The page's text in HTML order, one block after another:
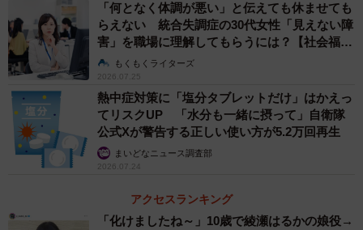
「何となく体調が悪い」と伝えても休ませても
らえない 統合失調症の30代女性「見えない障
害」を職場に理解してもらうには？【社会福祉
士が解説】
もくもくライターズ
2026.07.25
熱中症対策に「塩分タブレットだけ」はかえっ
てリスクUP 「水分も一緒に摂って」自衛隊
公式Xが警告する正しい使い方が5.2万回再生
まいどなニュース調査部
2026.07.24
アクセスランキング
「化けましたね～」10歳で綾瀬はるかの娘役→